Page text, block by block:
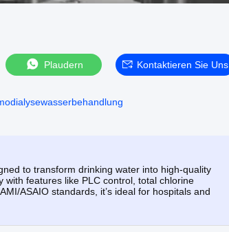
Plaudern Kontaktieren Sie Uns
to transform drinking water into high-quality
features like PLC control, total chlorine
ASAIO standards, it’s ideal for hospitals and